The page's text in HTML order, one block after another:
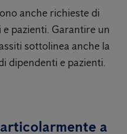
anche richieste di
pazienti. Garantire un
sottolinea anche la
dipendenti e pazienti.
a